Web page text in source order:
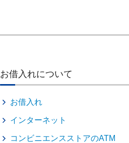
お借入れについて
お借入れ
インターネット
コンビニエンスストアのATM